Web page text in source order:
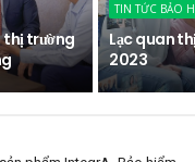
thị trường
TIN TỨC BẢO
Lạc quan
2023